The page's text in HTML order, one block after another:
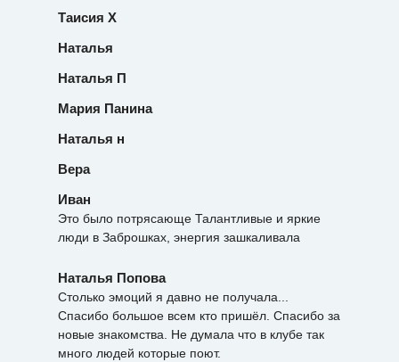
Таисия Х
Наталья
Наталья П
Мария Панина
Наталья н
Вера
Иван
Это было потрясающе Талантливые и яркие
люди в Заброшках, энергия зашкаливала
Наталья Попова
Столько эмоций я давно не получала...
Спасибо большое всем кто пришёл. Спасибо за
новые знакомства. Не думала что в клубе так
много людей которые поют.